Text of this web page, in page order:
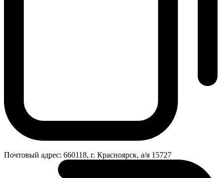
Почтовый адрес: 660118, г. Красноярск, а/я 15727